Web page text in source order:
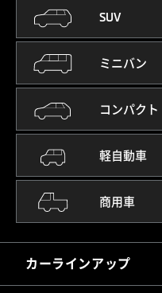
SUV
ミニバン
コンパクト
軽自動車
商用車
カーラインアップ